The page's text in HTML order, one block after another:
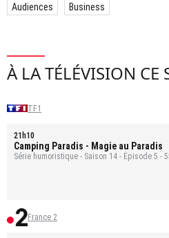
Audiences Business
À LA TÉLÉVISION CE
TF1
21h10
Camping Paradis - Magie au Paradis
Série humoristique - Saison 14 - Épisode 5 -
France 2